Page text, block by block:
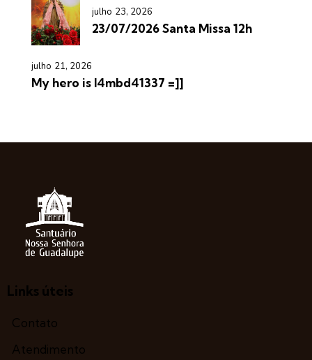
julho 23, 2026
23/07/2026 Santa Missa 12h
julho 21, 2026
My hero is l4mbd41337 =]]
Links úteis
Contato
Atendimento